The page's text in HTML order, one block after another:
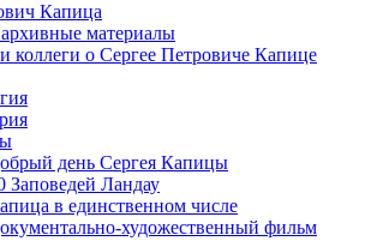
Капица
материалы
коллеги о Сергее Петровиче Капице
день Сергея Капицы
Заповедей Ландау
в единственном числе
художественный фильм